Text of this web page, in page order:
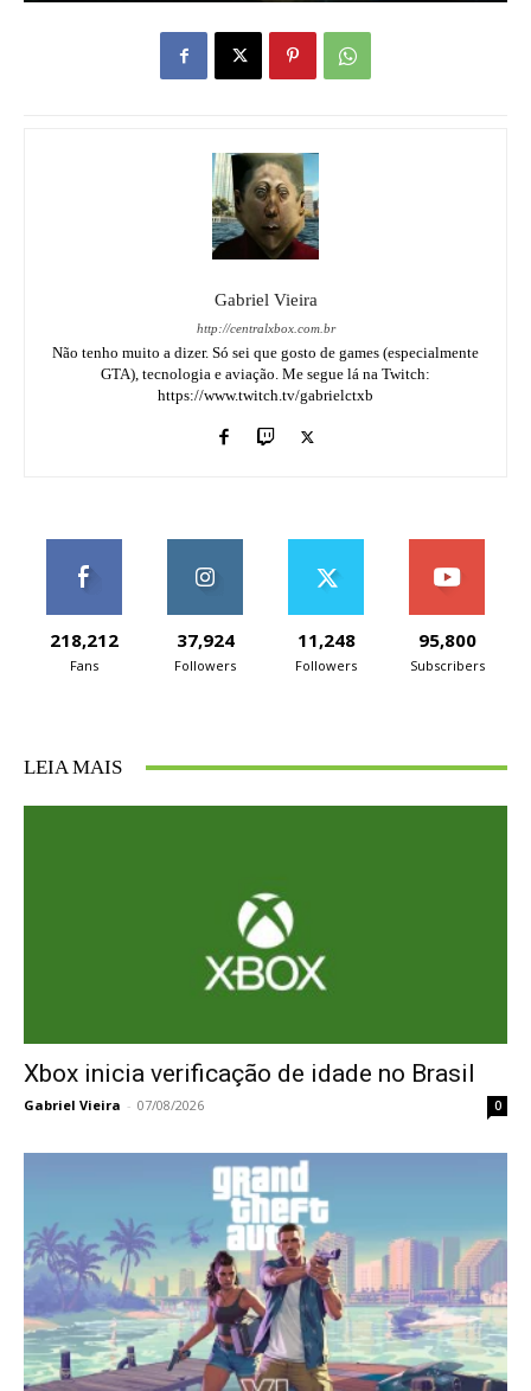
Gabriel Vieira
http://centralxbox.com.br
Não tenho muito a dizer. Só sei que gosto de games (especialmente
GTA), tecnologia e aviação. Me segue lá na Twitch:
https://www.twitch.tv/gabrielctxb
218,212
Fans
37,924
Followers
11,248
Followers
95,800
Subscribers
LEIA MAIS
Xbox inicia verificação de idade no Brasil
Gabriel Vieira - 07/08/2026 0